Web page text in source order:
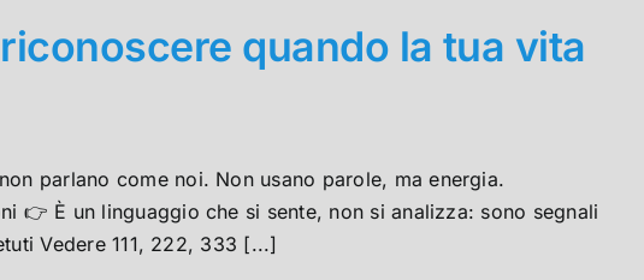
quando la tua vita
parlano come noi. Non usano parole, ma energia.
👉 È un linguaggio che si sente, non si analizza: sono segnali
Vedere 111, 222, 333 [...]